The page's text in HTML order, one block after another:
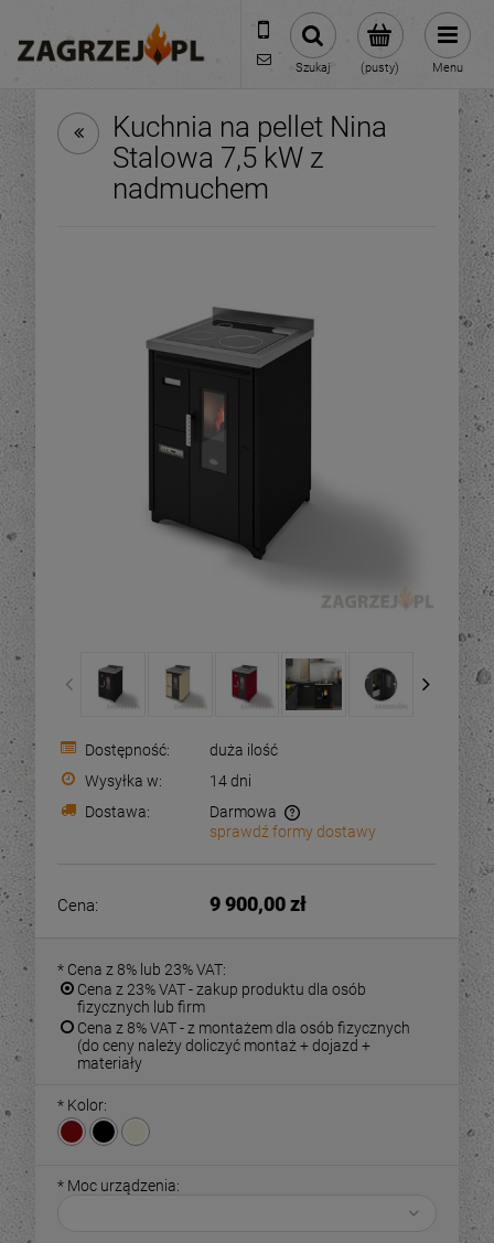
600 373 809
sklep@zagrzej.pl
(pusty)
Szukaj Menu
Kuchnia na pellet Nina
Stalowa 7,5 kW z
nadmuchem
Dostępność:
duża ilość
Wysyłka w:
14 dni
Dostawa:
Darmowa
Cena nie zawiera ewentualnych kosztów płatności
sprawdź formy dostawy
Cena: 9 900,00 zł
* Cena z 8% lub 23% VAT:
Cena z 23% VAT - zakup produktu dla osób
fizycznych lub firm
Cena z 8% VAT - z montażem dla osób fizycznych
(do ceny należy doliczyć montaż + dojazd +
materiały
* Kolor:
* Moc urządzenia: